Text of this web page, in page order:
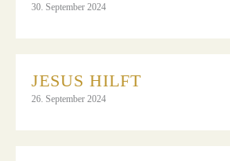
30. September 2024
JESUS HILFT
26. September 2024